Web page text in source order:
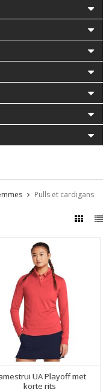
Pulls et cardigans
UA Playoff met
korte rits